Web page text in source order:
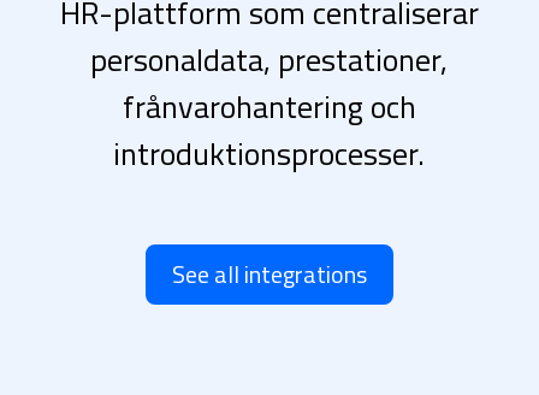
HR-plattform som centraliserar
personaldata, prestationer,
frånvarohantering och
introduktionsprocesser.
See all integrations